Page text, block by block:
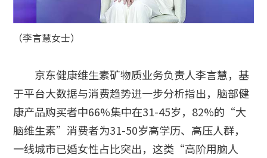
（李言慧女士）
京东健康维生素矿物质业务负责人李言慧，基
于平台大数据与消费趋势进一步分析指出，脑部健
康产品购买者中66%集中在31-45岁，82%的“大
脑维生素”消费者为31-50岁高学历、高压人群，
一线城市已婚女性占比突出，这类“高阶用脑人